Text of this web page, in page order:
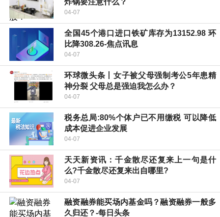
04-07
全国45个港口进口铁矿库存为13152.98 环
比降308.26-焦点讯息
04-07
环球微头条丨女子被父母强制考公5年患精
神分裂 父母总是强迫我怎么办？
04-07
税务总局:80%个体户已不用缴税 可以降低
成本促进企业发展
04-07
天天新资讯：千金散尽还复来上一句是什
么?千金散尽还复来出自哪里?
04-07
融资融券能买场内基金吗？融资融券一般多
久归还？-每日头条